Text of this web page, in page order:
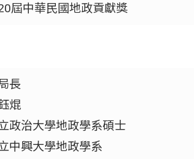
屆中華民國地政貢獻獎
長
焜
政治大學地政學系碩士
中興大學地政學系